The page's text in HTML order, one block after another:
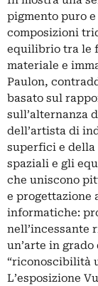
pigmento puro
composizioni
equilibrio tra le
materiale e
Paulon,
basato sul
sull’alternanza
dell’artista di
superfici e della
spaziali e gli
che uniscono
e progettazione
informatiche:
nell’incessante
un’arte in
“riconoscibilità
L’esposizione